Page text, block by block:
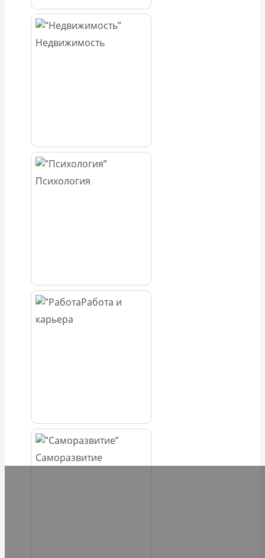
Недвижимость
Психология
Работа и
карьера
Саморазвитие